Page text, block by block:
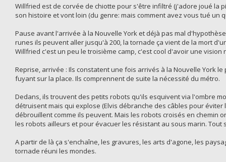
Willfried est de corvée de chiotte pour s'être infiltré (j'adore joué la
son histoire et vont loin (du genre: mais comment avez vous tué un
Pause avant l'arrivée à la Nouvelle York et déjà pas mal
runes ils peuvent aller jusqu'à 200, la tornade ça vient de la mort
Willfried c'est un peu le troisième camp, c'est cool d'avoir une vision
Reprise, arrivée : Ils constatent une fois arrivés à la Nouvelle York
fuyant sur la place. Ils comprennent de suite la nécessité du métro.
Dedans, ils trouvent des petits robots qu'ils esquivent via l'ombre
détruisent mais qui explose (Elvis débranche des câbles pour
débrouillent comme ils peuvent. Mais les robots croisés en chemin
les robots ailleurs et pour évacuer les résistant au sous marin.
A partir de là ça s'enchaîne, les gravures, les arts d'agone, les
tornade réuni les mondes.